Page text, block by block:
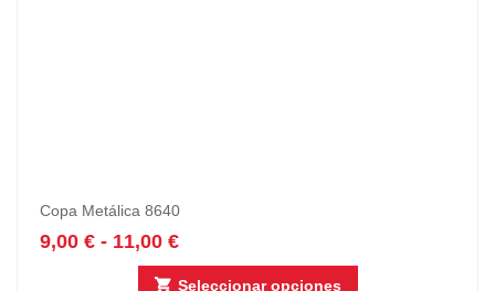
Copa Metálica 8640
9,00 € - 11,00 €
Seleccionar opciones